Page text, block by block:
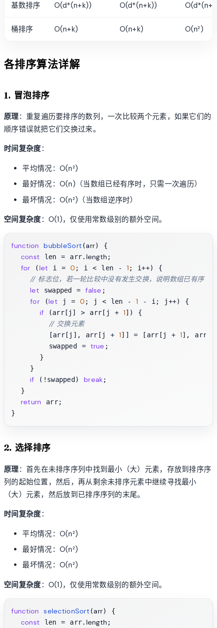
基数排序 O(d*(n+k)) O(d*(n+k))
桶排序 O(n+k) O(n+k) O(n²)
各排序算法详解
1. 冒泡排序
原理：重复遍历要排序的数列，一次比较两个元素，如果它们的
顺序错误就把它们交换过来。
时间复杂度：
平均情况：O(n²)
最好情况：O(n)（当数组已经有序时，只需一次遍历）
最坏情况：O(n²)（当数组逆序时）
空间复杂度：O(1)，仅使用常数级别的额外空间。
function bubbleSort (arr) {
const len = arr. length ;
for (let i = 0 ; i < len - 1 ; i++) {
// 标志位，若一轮比较中没有发生交换，说明数组已有序
let swapped = false ;
for (let j = 0 ; j < len - 1 - i; j++) {
if (arr[j] > arr[j + 1]) {
// 交换元素
        [arr[j], arr[j +
1]] = [arr[j + 1],
        swapped =
true ;
      }
    }
if (!swapped) break;
  }
return arr;
2. 选择排序
原理：首先在未排序序列中找到最小（大）元素，存放到排序序
列的起始位置，然后，再从剩余未排序元素中继续寻找最小
（大）元素，然后放到已排序序列的末尾。
时间复杂度：
平均情况：O(n²)
最好情况：O(n²)
最坏情况：O(n²)
空间复杂度：O(1)，仅使用常数级别的额外空间。
function selectionSort (arr) {
const len = arr. length ;